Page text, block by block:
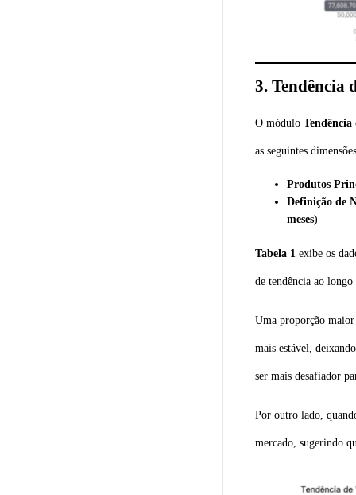
3. Tendência
O módulo Tendência
as seguintes
Produtos
Definição de
meses)
Tabela 1 exibe os
de tendência ao
Uma proporção
mais estável,
ser mais desafiador
Por outro lado,
mercado, sugerindo